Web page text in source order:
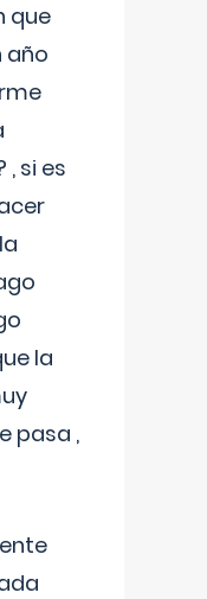
que
año
si es
la
pasa ,